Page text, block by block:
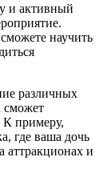
и активный
научить
различных
сможет
К примеру,
где ваша дочь
аттракционах и